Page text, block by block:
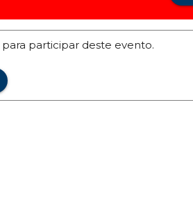
para participar deste evento.